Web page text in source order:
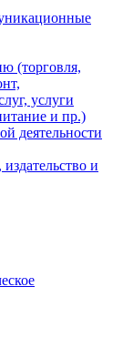
(торговля,
услуги
и пр.)
деятельности
и